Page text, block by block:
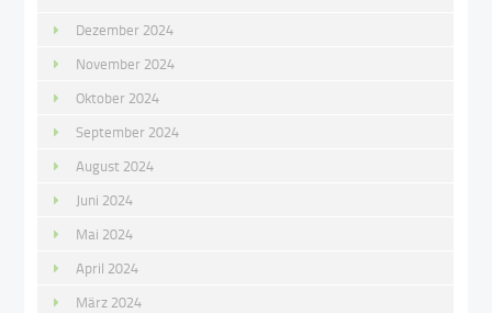
Dezember 2024
November 2024
Oktober 2024
September 2024
August 2024
Juni 2024
Mai 2024
April 2024
März 2024